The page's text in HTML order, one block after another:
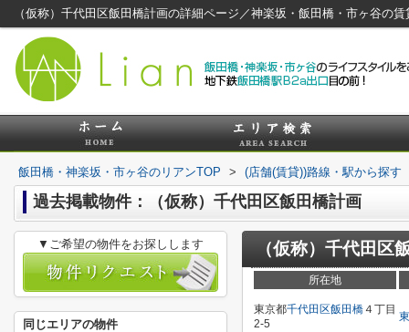
（仮称）千代田区飯田橋計画の詳細ページ／神楽坂・飯田橋・市ヶ谷の
飯田橋・神楽坂・市ヶ谷のリアンTOP > (店舗(賃貸))路線・駅から探す
過去掲載物件：（仮称）千代田区飯田橋計画
（仮称）千代田区
所在地
東京都千代田区飯田橋４丁目
2-5
▼ご希望の物件をお探しします
同じエリアの物件